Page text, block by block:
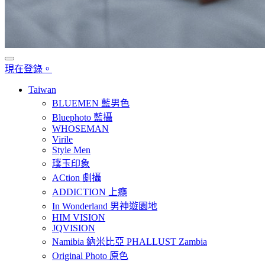
現在登錄。
Taiwan
BLUEMEN 藍男色
Bluephoto 藍攝
WHOSEMAN
Virile
Style Men
璞玉印象
ACtion 劇攝
ADDICTION 上癮
In Wonderland 男神遊園地
HIM VISION
JQVISION
Namibia 納米比亞 PHALLUST Zambia
Original Photo 原色